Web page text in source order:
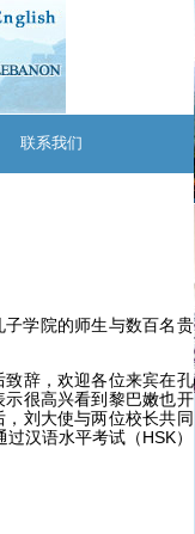
联系我们
学院的师生与数百名贵
辞，欢迎各位来宾在孔
很高兴看到黎巴嫩也开
刘大使与两位校长共同
汉语水平考试（HSK）